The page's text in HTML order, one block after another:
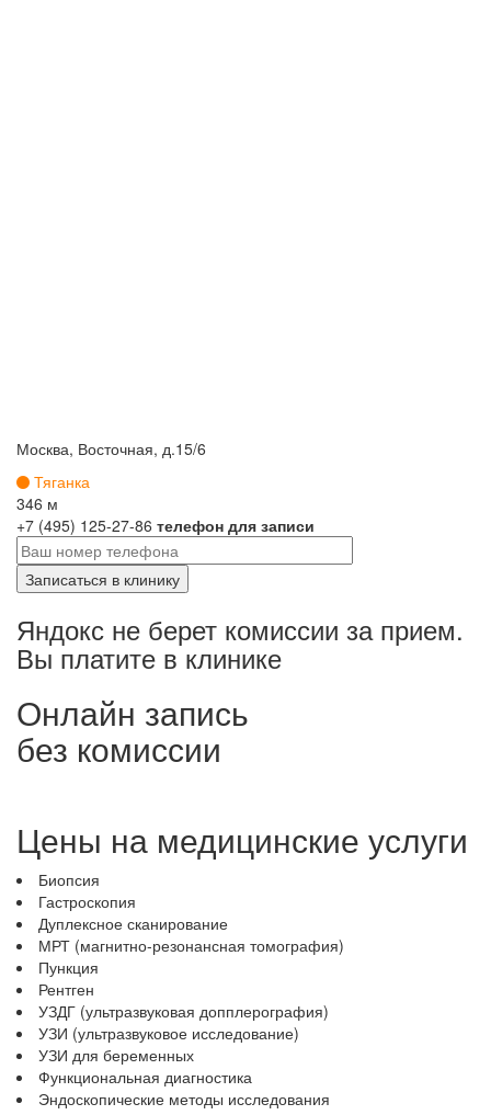
Москва, Восточная, д.15/6
Тяганка
346 м
+7 (495) 125-27-86 телефон для записи
Яндокс не берет комиссии за прием.
Вы платите в клинике
Онлайн запись
без комиссии
Цены на медицинские услуги
Биопсия
Гастроскопия
Дуплексное сканирование
МРТ (магнитно-резонансная томография)
Пункция
Рентген
УЗДГ (ультразвуковая допплерография)
УЗИ (ультразвуковое исследование)
УЗИ для беременных
Функциональная диагностика
Эндоскопические методы исследования